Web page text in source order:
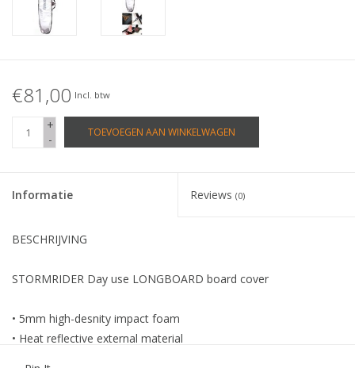
€81,00 Incl. btw
+
-
TOEVOEGEN AAN WINKELWAGEN
Informatie Reviews (0)
BESCHRIJVING
STORMRIDER Day use LONGBOARD board cover
• 5mm high-desnity impact foam
• Heat reflective external material